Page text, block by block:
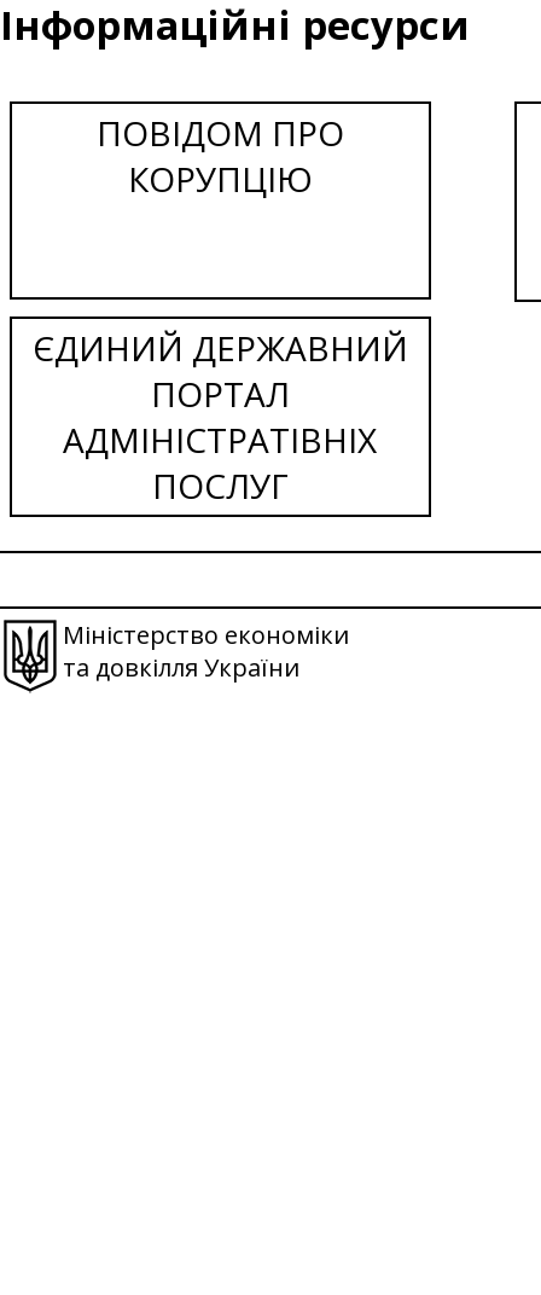
Інформаційні ресурси
ПОВІДОМ ПРО
КОРУПЦІЮ
ЄДИНИЙ ДЕРЖАВНИЙ
ПОРТАЛ
АДМІНІСТРАТІВНІХ
ПОСЛУГ
Міністерство економіки
та довкілля України